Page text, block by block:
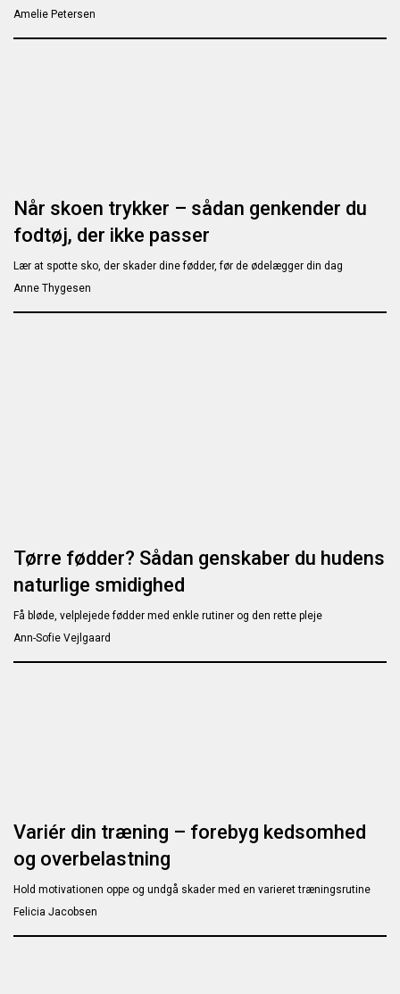
Amelie Petersen
Når skoen trykker – sådan genkender du
fodtøj, der ikke passer
Lær at spotte sko, der skader dine fødder, før de ødelægger din dag
Anne Thygesen
Tørre fødder? Sådan genskaber du hudens
naturlige smidighed
Få bløde, velplejede fødder med enkle rutiner og den rette pleje
Ann-Sofie Vejlgaard
Variér din træning – forebyg kedsomhed
og overbelastning
Hold motivationen oppe og undgå skader med en varieret træningsrutine
Felicia Jacobsen